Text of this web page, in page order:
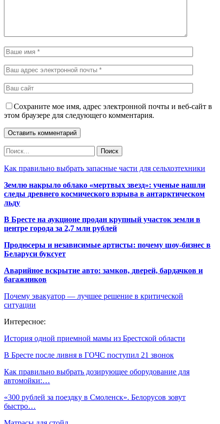
Сохраните мое имя, адрес электронной почты и веб-сайт в
этом браузере для следующего комментария.
Как правильно выбрать запасные части для сельхозтехники
Землю накрыло облако «мертвых звезд»: ученые нашли
следы древнего космического взрыва в антарктическом
льду
В Бресте на аукционе продан крупный участок земли в
центре города за 2,7 млн рублей
Продюсеры и независимые артисты: почему шоу-бизнес в
Беларуси буксует
Аварийное вскрытие авто: замков, дверей, бардачков и
багажников
Почему эвакуатор — лучшее решение в критической
ситуации
Интересное:
История одной приемной мамы из Брестской области
В Бресте после ливня в ГОЧС поступил 21 звонок
Как правильно выбрать дозирующее оборудование для
автомойки:…
«300 рублей за поездку в Смоленск». Белорусов зовут
быстро…